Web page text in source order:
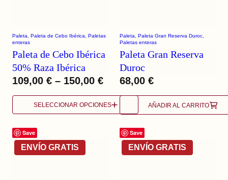
Paleta, Paleta de Cebo Ibérica, Paletas
enteras
Paleta de Cebo Ibérica
50% Raza Ibérica
109,00 € – 150,00 €
SELECCIONAR OPCIONES
Paleta, Paleta Gran Reserva Duroc
Paletas enteras
Paleta Gran Reserva
Duroc
68,00€
AÑADIR AL CARRITO
Save Save